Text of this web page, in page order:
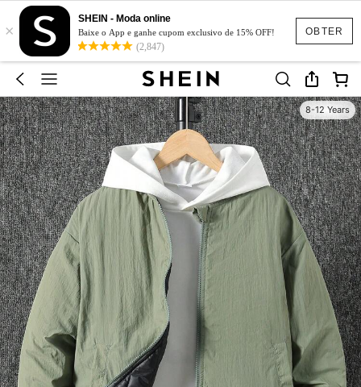
OBTER
×
SHEIN - Moda online
Baixe o App e ganhe cupom exclusivo de 15% OFF!
(2,847)
8-12 Years